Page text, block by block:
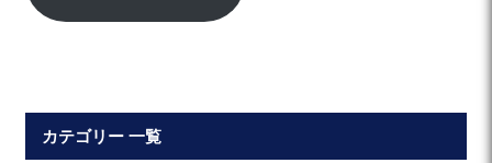
カテゴリー 一覧